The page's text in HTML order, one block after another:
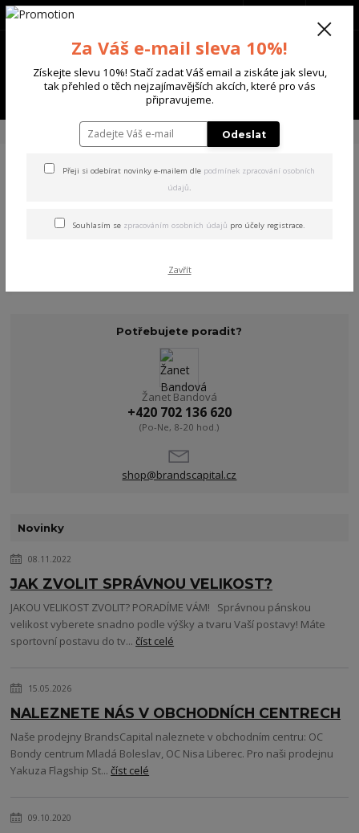
Menu
+420 702 136 620
MIKINY
Potřebujete poradit?
Žanet Bandová
+420 702 136 620
(Po-Ne, 8-20 hod.)
shop@brandscapital.cz
Novinky
08.11.2022
JAK ZVOLIT SPRÁVNOU VELIKOST?
JAKOU VELIKOST ZVOLIT? PORADÍME VÁM! Správnou pánskou
velikost vyberete snadno podle výšky a tvaru Vaší postavy! Máte
sportovní postavu do tv...číst celé
15.05.2026
NALEZNETE NÁS V OBCHODNÍCH CENTRECH
Naše prodejny BrandsCapital naleznete v obchodním centru: OC
Bondy centrum Mladá Boleslav, OC Nisa Liberec. Pro naši prodejnu
Yakuza Flagship St...číst celé
09.10.2020
Za Váš e-mail sleva 10%!
Získejte slevu 10%! Stačí zadat Váš email a ziskáte jak slevu,
tak přehled o těch nejzajímavějších akcích, které pro vás
připravujeme.
Odeslat
Přeji si odebírat novinky e-mailem dle podmínek zpracování osobních
údajů.
Souhlasím se zpracováním osobních údajů pro účely registrace.
Zavřít